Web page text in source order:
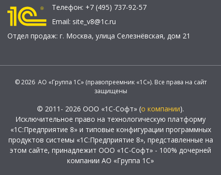
Телефон: +7 (495) 737-92-57
Email: site_v8@1c.ru
Отдел продаж: г. Москва, улица Селезнёвская, дом 21
© 2026 АО «Группа 1С» (правопреемник «1С»). Все права на сайт
защищены
© 2011- 2026 ООО «1С-Софт» (о компании).
Исключительное право на технологическую платформу
«1С:Предприятие 8» и типовые конфигурации программных
продуктов системы «1С:Предприятие 8», представленные на
этом сайте, принадлежит ООО «1С-Софт» - 100% дочерней
компании АО «Группа 1С»